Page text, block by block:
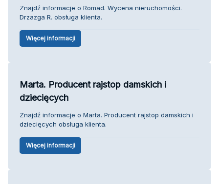
Znajdź informacje o Romad. Wycena nieruchomości.
Drzazga R. obsługa klienta.
Więcej informacji
Marta. Producent rajstop damskich i
dziecięcych
Znajdź informacje o Marta. Producent rajstop damskich i
dziecięcych obsługa klienta.
Więcej informacji